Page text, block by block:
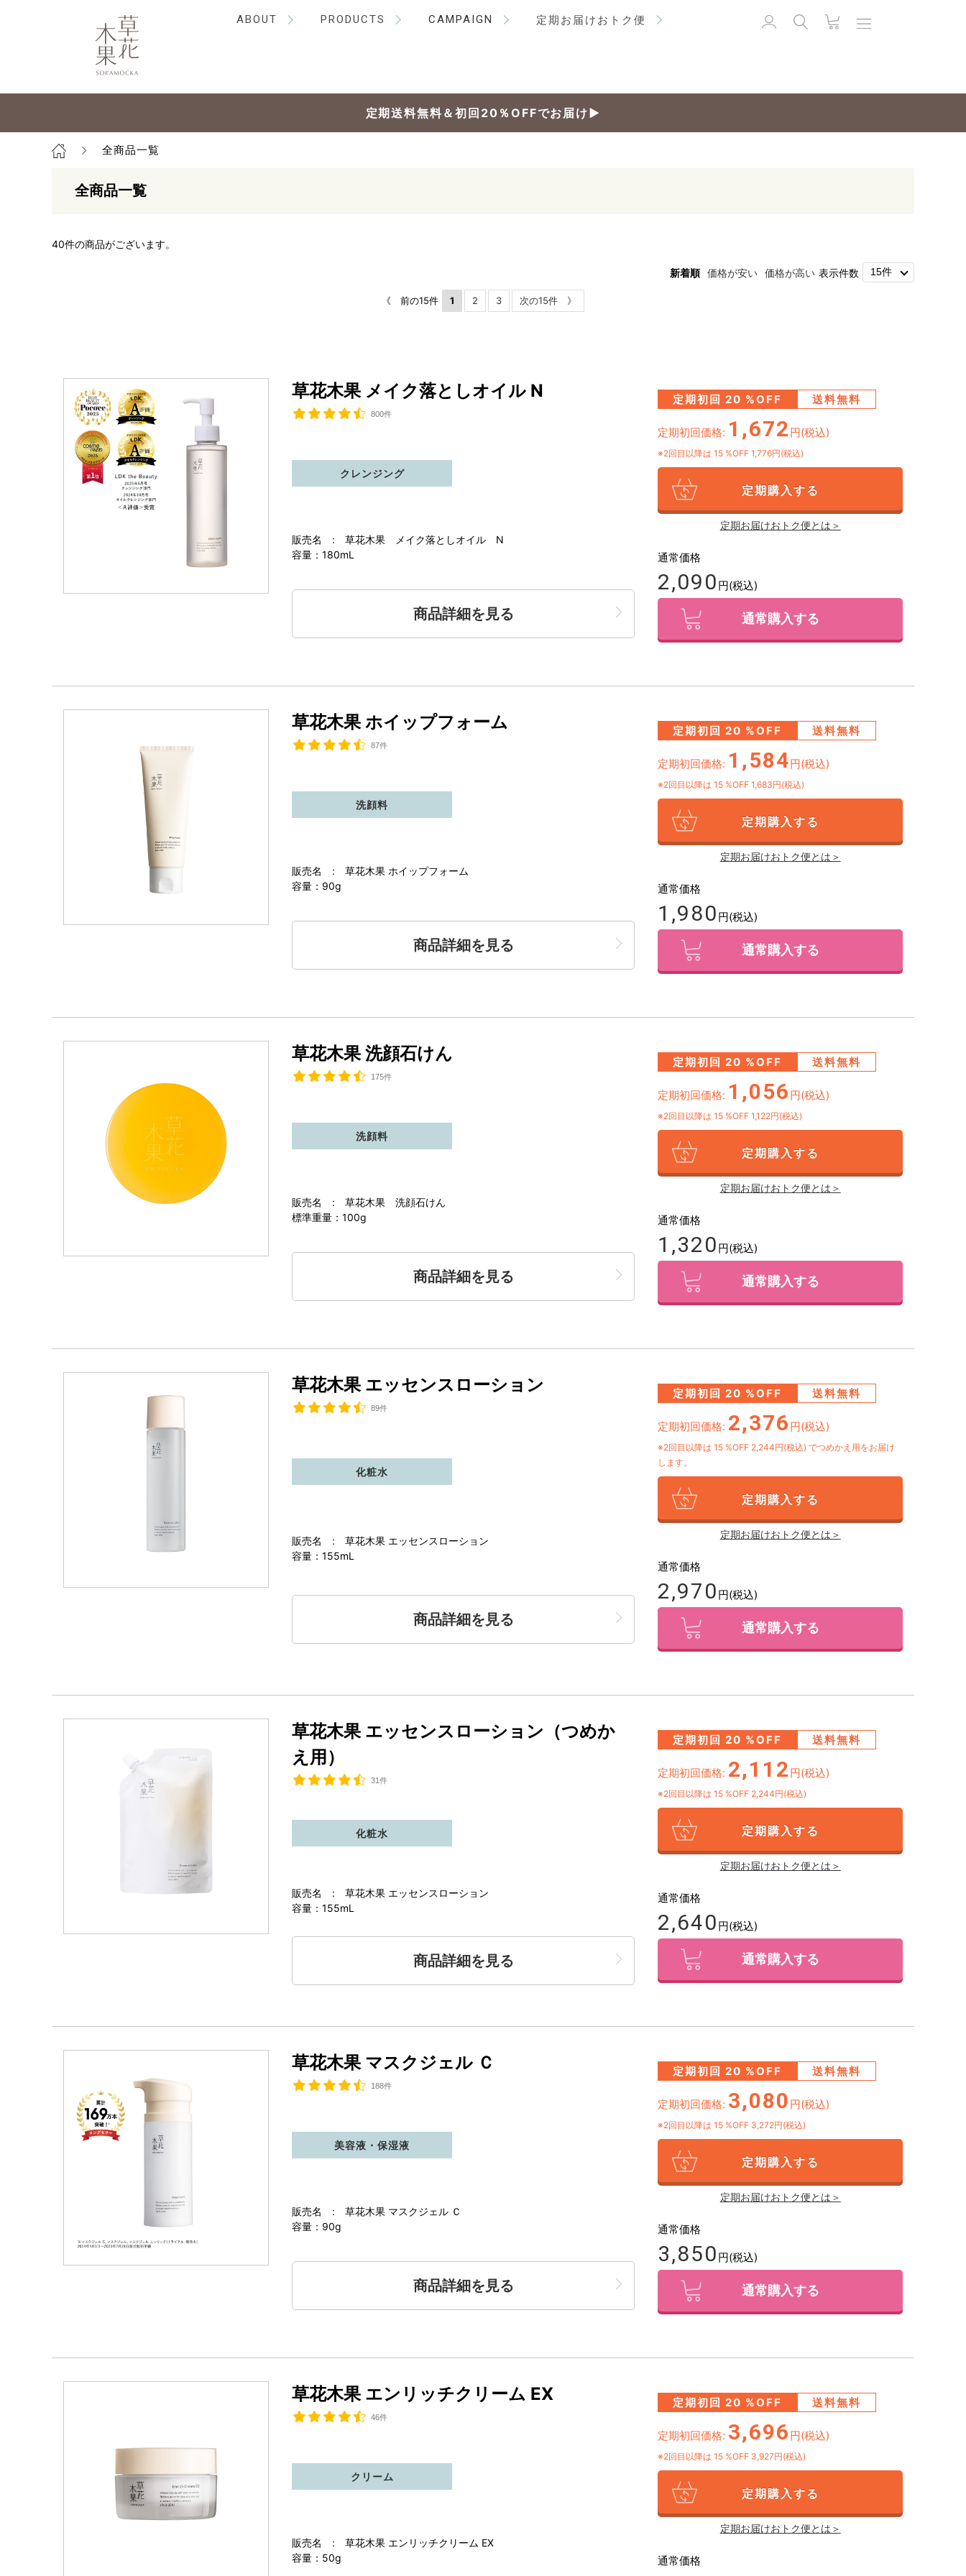
ABOUT PRODUCTS CAMPAIGN 定期お届けおトク便
定期送料無料＆初回20％OFFでお届け▶
全商品一覧
全商品一覧
40件の商品がございます。
新着順 価格が安い 価格が高い 表示件数
《 前の15件 1 2 3 次の15件 》
草花木果 メイク落としオイル N
800件
販売名 : 草花木果 メイク落としオイル N
容量：180mL
クレンジング
商品詳細を見る
定期初回 20 %OFF 送料無料
定期初回価格: 1,672 円(税込)
※2回目以降は 15 %OFF 1,776円(税込)
定期購入する
定期お届けおトク便とは＞
通常価格
2,090 円(税込)
通常購入する
草花木果 ホイップフォーム
87件
販売名 : 草花木果 ホイップフォーム
容量：90g
洗顔料
商品詳細を見る
定期初回 20 %OFF 送料無料
定期初回価格: 1,584円(税込)
※2回目以降は 15 %OFF 1,683円(税込)
定期購入する
定期お届けおトク便とは＞
通常価格
1,980 円(税込)
通常購入する
草花木果 洗顔石けん
175件
販売名 : 草花木果 洗顔石けん
標準重量：100g
洗顔料
商品詳細を見る
定期初回 20 %OFF 送料無料
定期初回価格: 1,056 円(税込)
※2回目以降は 15 %OFF 1,122円(税込)
定期購入する
定期お届けおトク便とは＞
通常価格
1,320 円(税込)
通常購入する
草花木果 エッセンスローション
89件
販売名 : 草花木果 エッセンスローション
容量：155mL
化粧水
商品詳細を見る
定期初回 20 %OFF 送料無料
定期初回価格: 2,376 円(税込)
※2回目以降は 15 %OFF 2,244円(税込)でつめかえ用をお届け
します。
定期購入する
定期お届けおトク便とは＞
通常価格
2,970 円(税込)
通常購入する
草花木果 エッセンスローション（つめか
え用）
31件
販売名 : 草花木果 エッセンスローション
容量：155mL
化粧水
商品詳細を見る
定期初回 20 %OFF 送料無料
定期初回価格: 2,112 円(税込)
※2回目以降は 15 %OFF 2,244円(税込)
定期購入する
定期お届けおトク便とは＞
通常価格
2,640 円(税込)
通常購入する
草花木果 マスクジェル Ｃ
188件
販売名 : 草花木果 マスクジェル Ｃ
容量：90g
美容液・保湿液
商品詳細を見る
定期初回 20 %OFF 送料無料
定期初回価格: 3,080 円(税込)
※2回目以降は 15 %OFF 3,272円(税込)
定期購入する
定期お届けおトク便とは＞
通常価格
3,850 円(税込)
通常購入する
草花木果 エンリッチクリーム EX
46件
販売名 : 草花木果 エンリッチクリーム EX
容量：50g
クリーム
定期初回 20 %OFF 送料無料
定期初回価格: 3,696 円(税込)
※2回目以降は 15 %OFF 3,927円(税込)
定期購入する
定期お届けおトク便とは＞
通常価格